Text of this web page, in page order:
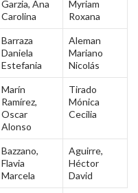
Garzia, Ana
Carolina
Myriam
Roxana
Barraza
Daniela
Estefania
Aleman
Mariano
Nicolás
Marín
Ramírez,
Oscar
Alonso
Tirado
Mónica
Cecilia
Bazzano,
Flavia
Marcela
Aguirre,
Héctor
David